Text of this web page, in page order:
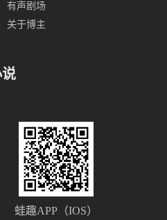
有声剧场
关于博主
蛙趣APP（IOS）